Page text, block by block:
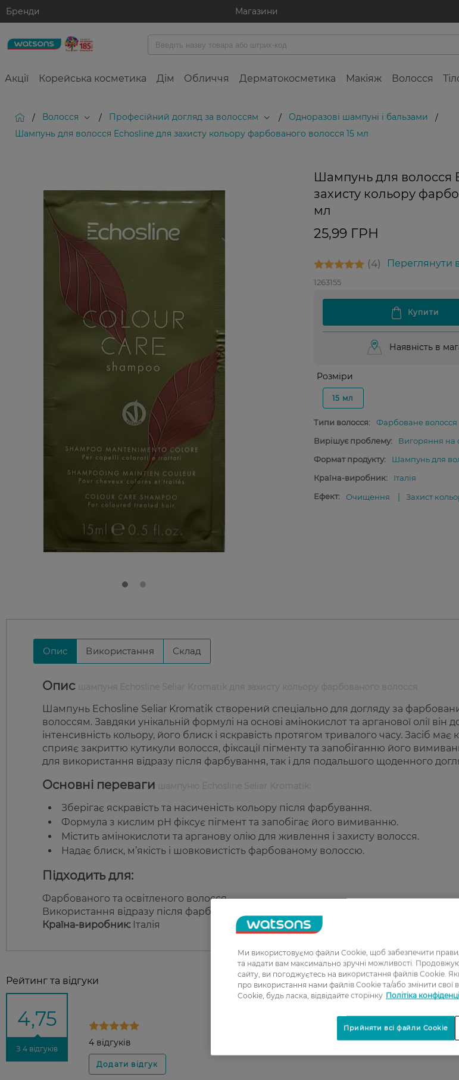
Бренди Магазини
Акції Корейська косметика Дім Обличчя Дерматокосметика Макіяж Волосся
/ Волосся / Професійний догляд за волоссям / Одноразові шампуні і бальзами
/
Шампунь для волосся Echosline для захисту кольору фарбованого волосся 15 мл
Шампунь для волосся
захисту кольору
мл
25,99 ГРН
4 Переглянути
1263155
Наявність в
Розміри
15 мл
Типи волосся:
Фарбоване волосся
Вирішує проблему:
Вигоряння на
Формат продукту:
Шампунь для
Країна-виробник:
Італія
Ефект:
Очищення Захист
Опис Використання Склад
Опис
Шампунь Echosline Seliar Kromatik створений спеціально для догляду за
волоссям. Завдяки унікальній формулі на основі амінокислот та арганової олії він
інтенсивність кольору, його блиск і яскравість протягом тривалого часу. Засіб
сприяє закриттю кутикули волосся, фіксації пігменту та запобіганню його
для використання відразу після фарбування, так і для подальшого щоденного
Основні переваги
Зберігає яскравість та насиченість кольору після фарбування.
Формула з кислим pH фіксує пігмент та запобігає його вимиванню.
Містить амінокислоти та арганову олію для живлення і захисту волосся.
Надає блиск, м’якість і шовковистість фарбованому волоссю.
Підходить для:
Фарбованого та освітленого волосся.
Використання відразу після фарбування та для регулярного догляду.
Країна-виробник: Італія
Рейтинг та відгуки
4,75
З 4 відгуків
4 відгуків
Ми використовуємо файли Cookie, щоб забезпечити
та надати вам максимально зручні можливості.
сайту, ви погоджуєтесь на використання файлів Cookie.
про використання нами файлів Cookie та/або змінити
Cookie, будь ласка, відвідайте сторінку Політіка
Прийняти всі файли Cookie